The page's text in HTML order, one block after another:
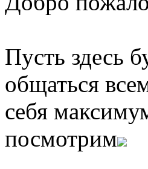
Пусть здесь
общаться
себя
посмотрим